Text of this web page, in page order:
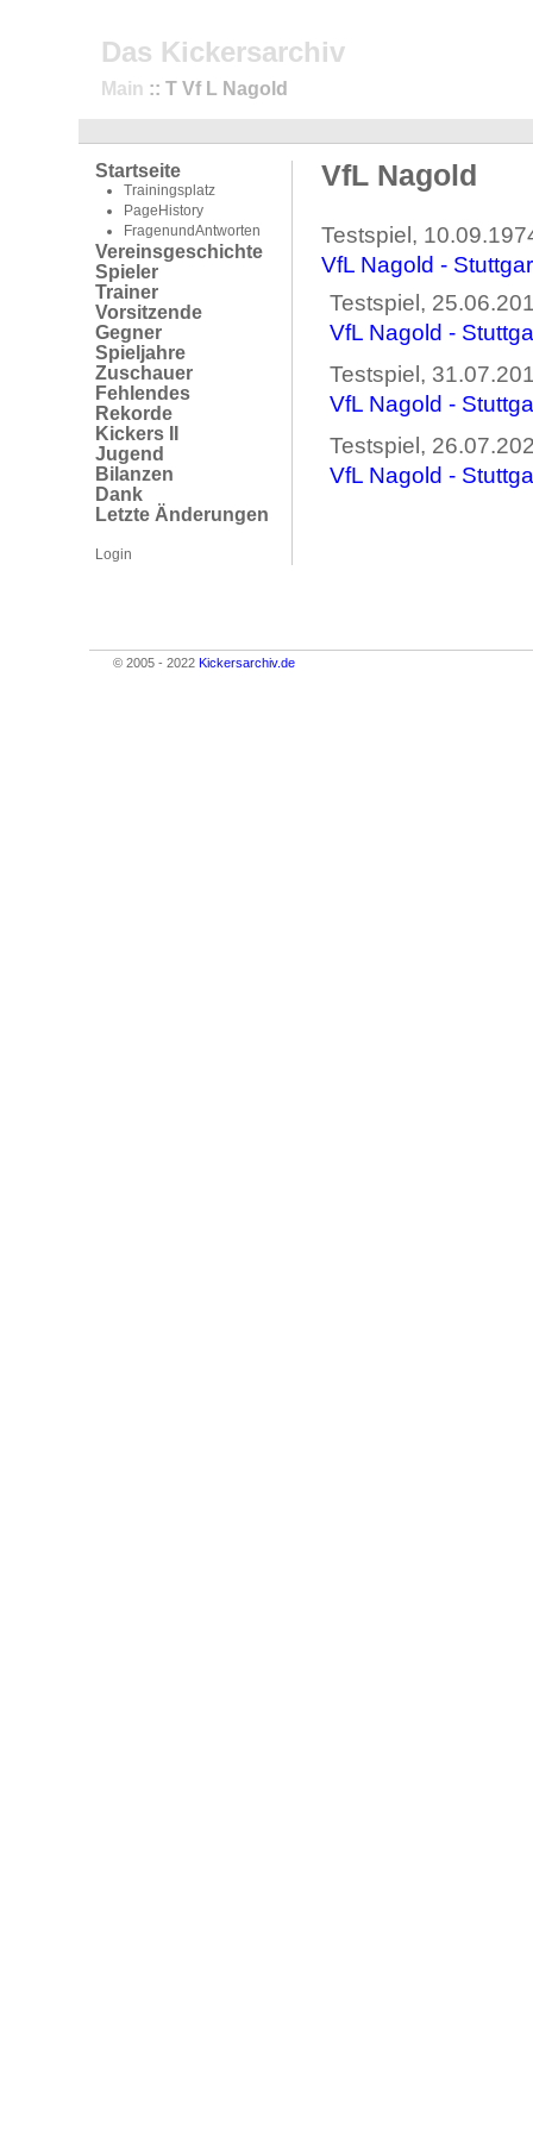
Das Kickersarchiv
Main :: T Vf L Nagold
Startseite
Trainingsplatz
PageHistory
FragenundAntworten
Vereinsgeschichte
Spieler
Trainer
Vorsitzende
Gegner
Spieljahre
Zuschauer
Fehlendes
Rekorde
Kickers II
Jugend
Bilanzen
Dank
Letzte Änderungen
Login
VfL Nagold
Testspiel,
VfL Nagold -
Testspiel,
VfL Nagold -
Testspiel,
VfL Nagold -
Testspiel,
VfL Nagold -
© 2005 - 2022 Kickersarchiv.de